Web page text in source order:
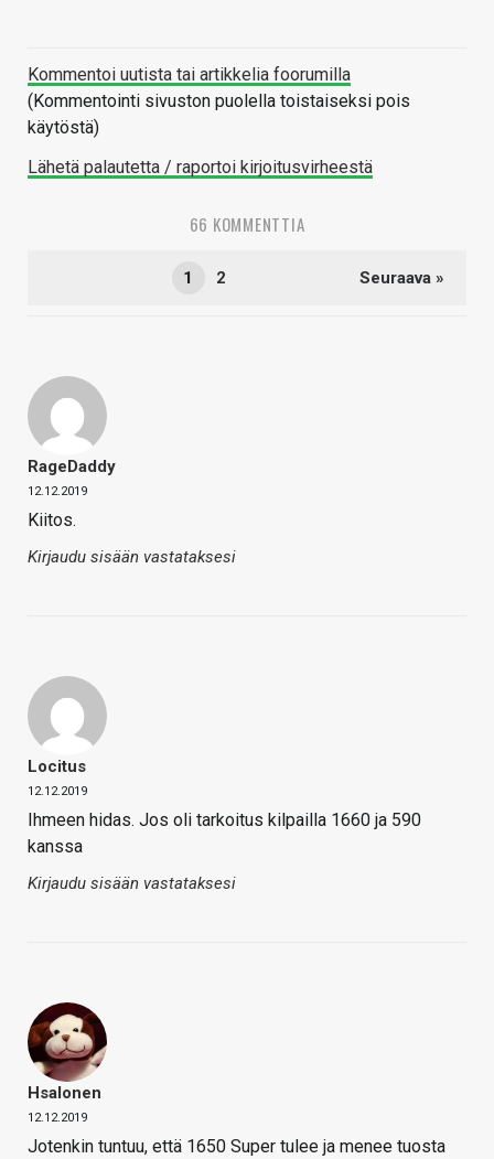
Kommentoi uutista tai artikkelia foorumilla
(Kommentointi sivuston puolella toistaiseksi pois
käytöstä)
Lähetä palautetta / raportoi kirjoitusvirheestä
66 KOMMENTTIA
1 2 Seuraava »
RageDaddy
12.12.2019
Kiitos.
Kirjaudu sisään vastataksesi
Locitus
12.12.2019
Ihmeen hidas. Jos oli tarkoitus kilpailla 1660 ja 590
kanssa
Kirjaudu sisään vastataksesi
Hsalonen
12.12.2019
Jotenkin tuntuu, että 1650 Super tulee ja menee tuosta